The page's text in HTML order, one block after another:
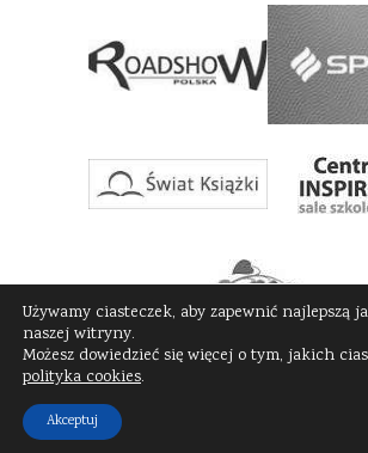
© 2026Catering Szafran - Warszawa, firmy, restauracje
przedszkola
- Designed by
Używamy ciasteczek, aby zapewnić najlepszą
naszej witryny.
Możesz dowiedzieć się więcej o tym, jakich
polityka cookies.
Akceptuj